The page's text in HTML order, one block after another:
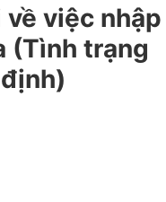
việc nhập
(Tình trạng